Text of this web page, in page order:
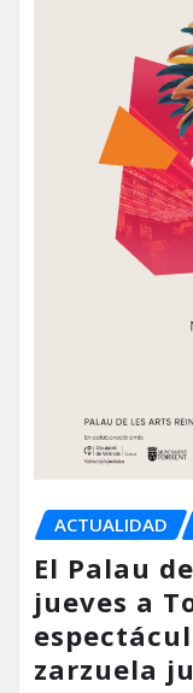
ACTUALIDAD
El Palau
jueves a
zarzuela